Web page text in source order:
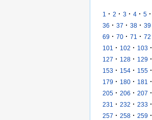
1 · 2 · 3 · 4 · 5 ·
36 · 37 · 38 · 39
69 · 70 · 71 · 72
101
· 102 · 103 ·
127 · 128 · 129 ·
153 · 154 · 155 ·
179 · 180 · 181 ·
205 · 206 · 207 ·
231
· 232 · 233 ·
257 · 258 · 259 ·